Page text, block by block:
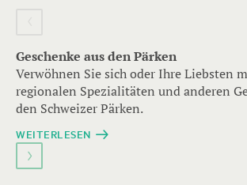
mehreren
Einträgen.
Zum
Navigieren
Pfeil-
Tasten
verwenden.
Geschenke aus den Pärken
Verwöhnen Sie sich oder Ihre Liebsten
regionalen Spezialitäten und anderen
den Schweizer Pärken.
WEITERLESEN